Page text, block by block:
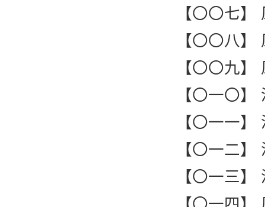
【〇〇七
【〇〇八
【〇〇九
【〇一〇
【〇一一
【〇一二
【〇一三